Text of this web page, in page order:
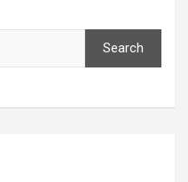
Search